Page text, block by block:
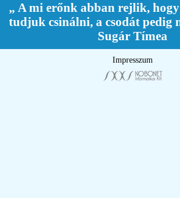
„ A mi erőnk abban rejlik,
tudjuk csinálni, a csodát pedig
Sugár Tímea
Impresszum